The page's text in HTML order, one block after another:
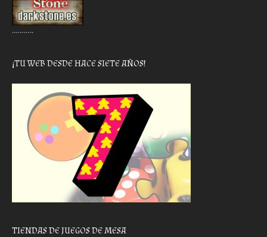
………..
¡TU WEB DESDE HACE SIETE AÑOS!
TIENDAS DE JUEGOS DE MESA